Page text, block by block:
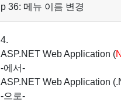
p 36: 메뉴 이름 변경
4.
ASP.NET Web Application (
-에서-
ASP.NET Web Application
-으로-